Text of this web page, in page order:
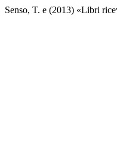
Senso, T. e (2013) «Libri